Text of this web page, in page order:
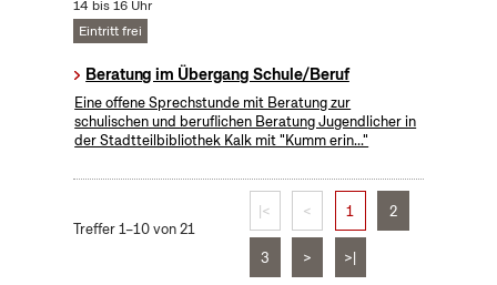
14 bis 16 Uhr
Eintritt frei
Beratung im Übergang Schule/Beruf
Eine offene Sprechstunde mit Beratung zur
schulischen und beruflichen Beratung Jugendlicher in
der Stadtteilbibliothek Kalk mit "Kumm erin..."
Treffer 1–10 von 21
|< < 1 2
3 > >|